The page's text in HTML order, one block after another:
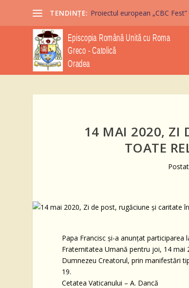
TENDINȚE: Proiectul european „CBC
14 MAI 2020, ZI
TOATE
Papa Francisc și-a anunțat
Fraternitatea Umană pentru joi, 14 mai
Dumnezeu Creatorul, prin manifestări
19.
Cetatea Vaticanului – A. Dancă